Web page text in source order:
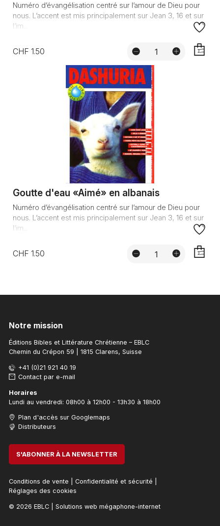
Numéro d’évangélisation centré sur l’amour de Dieu pour
nous. L’accent est mis principalement sur Jean 3, 16 et sur
l’im...
CHF 1.50
Goutte d'eau «Aimé» en albanais
Numéro d’évangélisation centré sur l’amour de Dieu pour
nous. L’accent est mis principalement sur Jean 3, 16 et sur
l’im...
CHF 1.50
Notre mission
Éditions Bibles et Littérature Chrétienne – EBLC
Chemin du Crépon 59 | 1815 Clarens, Suisse
+41 (0)21 921 40 19
Contact par e-mail
Horaires
Lundi au vendredi: 08h00 à 12h00 - 13h30 à 18h00
Plan d'accès sur Googlemaps
Distributeurs
S'ABONNER À LA NEWSLETTER
Conditions de vente Confidentialité et sécurité
Réglages des cookies
© 2026 EBLC| Solutions web mégaphone-internet